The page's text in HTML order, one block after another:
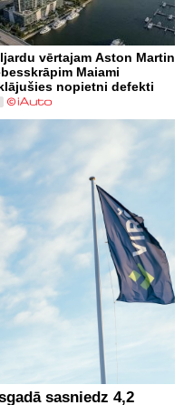
vērtajam Aston Martin
Maiami
nopietni defekti
sasniedz 4,2